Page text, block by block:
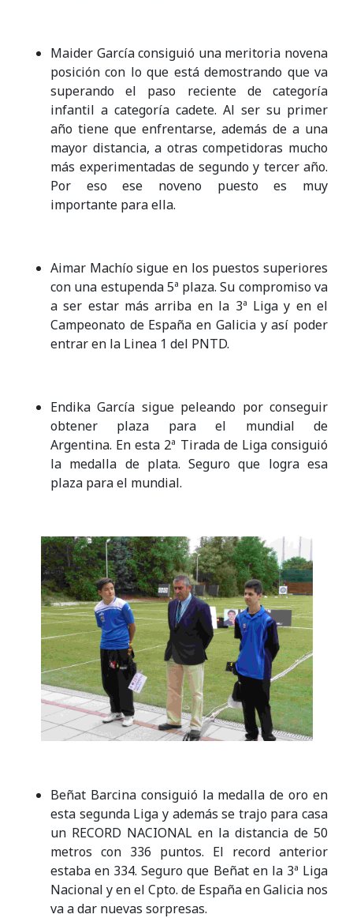
Maider García consiguió una meritoria novena
posición con lo que está demostrando que va
superando el paso reciente de categoría
infantil a categoría cadete. Al ser su primer
año tiene que enfrentarse, además de a una
mayor distancia, a otras competidoras mucho
más experimentadas de segundo y tercer año.
Por eso ese noveno puesto es muy
importante para ella.
Aimar Machío sigue en los puestos superiores
con una estupenda 5ª plaza. Su compromiso va
a ser estar más arriba en la 3ª Liga y en el
Campeonato de España en Galicia y así poder
entrar en la Linea 1 del PNTD.
Endika García sigue peleando por conseguir
obtener plaza para el mundial de
Argentina. En esta 2ª Tirada de Liga consiguió
la medalla de plata. Seguro que logra esa
plaza para el mundial.
Beñat Barcina consiguió la medalla de oro en
esta segunda Liga y además se trajo para casa
un RECORD NACIONAL en la distancia de 50
metros con 336 puntos. El record anterior
estaba en 334. Seguro que Beñat en la 3ª Liga
Nacional y en el Cpto. de España en Galicia nos
va a dar nuevas sorpresas.